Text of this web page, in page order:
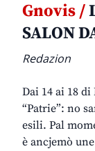
Gnovis /
SALON
Redazion
Dai 14 ai 18
“Patrie”: no
esili. Pal
è ancjemò